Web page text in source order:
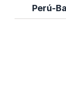
Perú-